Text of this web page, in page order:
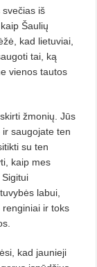
iš
Šaulių
kad lietuviai,
tai, ką
vienos tautos
žmonių. Jūs
saugojate ten
su ten
kaip mes
labui,
ir toks
kad jaunieji